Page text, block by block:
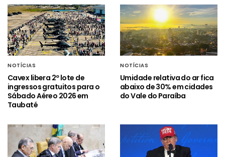
NOTÍCIAS
Cavex libera 2º lote de
ingressos gratuitos para o
Sábado Aéreo 2026 em
Taubaté
NOTÍCIAS
Umidade relativa do ar fica
abaixo de 30% em cidades
do Vale do Paraíba